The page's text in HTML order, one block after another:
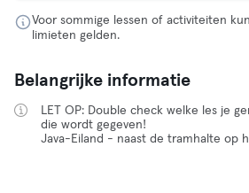
Voor sommige lessen of activiteiten
limieten gelden.
Belangrijke informatie
LET OP: Double check welke les je
die wordt gegeven!
Java-Eiland - naast de tramhalte op